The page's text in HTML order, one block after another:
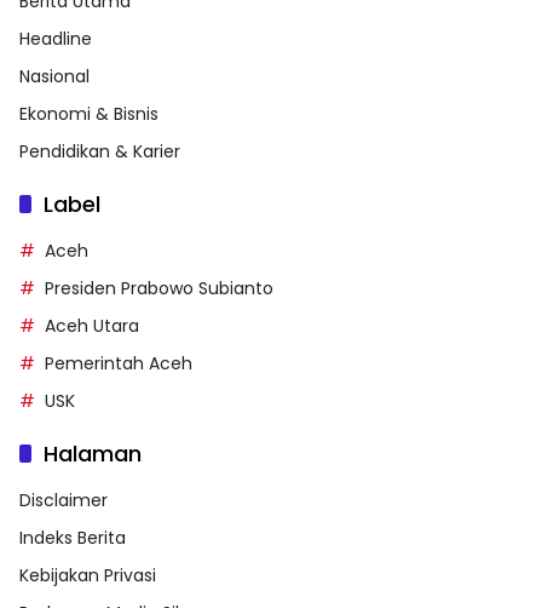
Headline
Nasional
Ekonomi & Bisnis
Pendidikan & Karier
Label
Aceh
Presiden Prabowo Subianto
Aceh Utara
Pemerintah Aceh
USK
Halaman
Disclaimer
Indeks Berita
Kebijakan Privasi